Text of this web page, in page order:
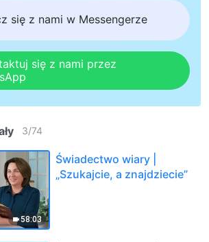
się z nami w Messengerze
się z nami przez
3/74
58:03
Świadectwo wiary |
„Szukajcie, a znajdziecie”